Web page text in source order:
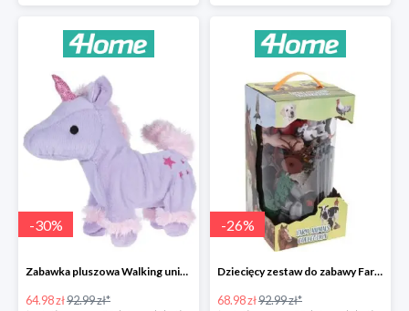
-30%
Zabawka pluszowa Walking unicorn -30%
64.98 zł92.99 zł*
-26%
Dziecięcy zestaw do zabawy Farm animals Collection -26%
68.98 zł92.99 zł*